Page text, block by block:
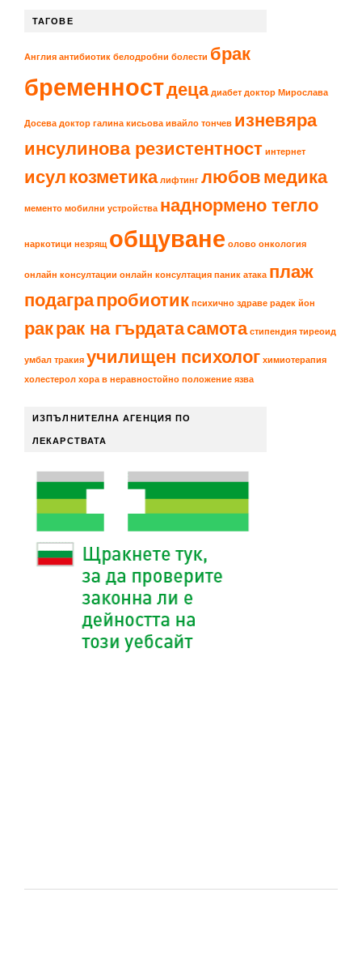
ТАГОВЕ
Англия антибиотик белодробни болести брак
бременностдеца диабет доктор Мирослава
Досева доктор галина кисьова ивайло тончев изневяра
инсулинова резистентност интернет
исулкозметика лифтинг любовмедика
мементо мобилни устройства наднормено тегло
наркотици незрящ общуване олово онкология
онлайн консултации онлайн консултация паник атака плаж
подаграпробиотик психично здраве радек йон
ракрак на гърдатасамота стипендия тиреоид
умбал тракия училищен психолог химиотерапия
холестерол хора в неравностойно положение язва
ИЗПЪЛНИТЕЛНА АГЕНЦИЯ ПО
ЛЕКАРСТВАТА